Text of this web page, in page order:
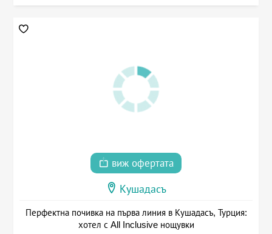
виж офертата
Кушадасъ
Перфектна почивка на първа линия в Кушадасъ, Турция:
хотел с All Inclusive нощувки